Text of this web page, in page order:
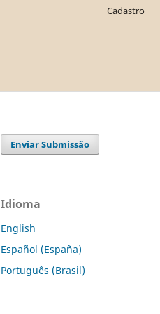
Cadastro
Enviar Submissão
Idioma
English
Español (España)
Português (Brasil)